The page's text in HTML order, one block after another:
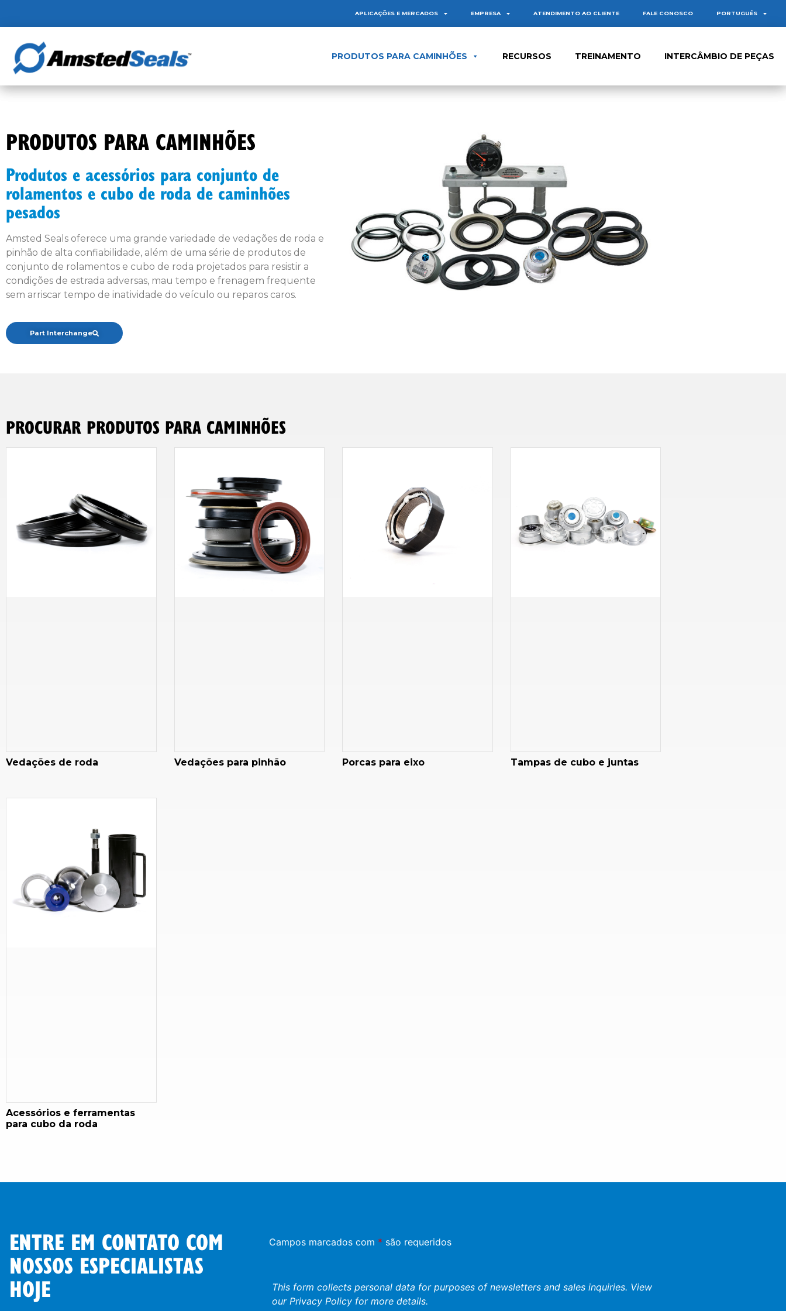
APLICAÇÕES E MERCADOS EMPRESA ATENDIMENTO AO CLIENTE FALE CONOSCO PORTUGUÊS
PRODUTOS PARA CAMINHÕES RECURSOS TREINAMENTO INTERCÂMBIO DE PEÇAS
PRODUTOS PARA CAMINHÕES
Produtos e acessórios para conjunto de
rolamentos e cubo de roda de caminhões
pesados
Amsted Seals oferece uma grande variedade de vedações de roda e
pinhão de alta confiabilidade, além de uma série de produtos de
conjunto de rolamentos e cubo de roda projetados para resistir a
condições de estrada adversas, mau tempo e frenagem frequente
sem arriscar tempo de inatividade do veículo ou reparos caros.
Part Interchange
PROCURAR PRODUTOS PARA CAMINHÕES
Vedações de roda Vedações para pinhão Porcas para eixo Tampas de cubo e juntas
Acessórios e ferramentas
para cubo da roda
ENTRE EM CONTATO COM
NOSSOS ESPECIALISTAS
HOJE
Campos marcados com * são requeridos
This form collects personal data for purposes of newsletters and sales inquiries. View
our Privacy Policyfor more details.